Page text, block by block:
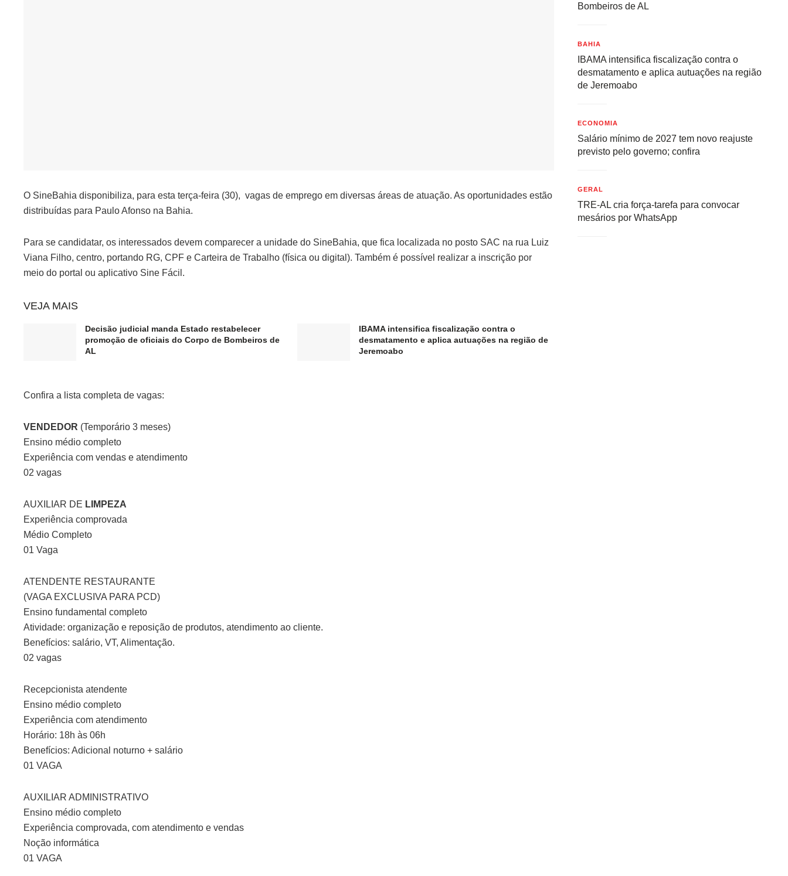
O SineBahia disponibiliza, para esta terça-feira (30), vagas de emprego em diversas áreas de atuação. As oportunidades estão
distribuídas para Paulo Afonso na Bahia.
Para se candidatar, os interessados devem comparecer a unidade do SineBahia, que fica localizada no posto SAC na rua Luiz
Viana Filho, centro, portando RG, CPF e Carteira de Trabalho (física ou digital). Também é possível realizar a inscrição por
meio do portal ou aplicativo Sine Fácil.
VEJA MAIS
Decisão judicial manda Estado restabelecer
promoção de oficiais do Corpo de Bombeiros de
AL
IBAMA intensifica fiscalização contra o
desmatamento e aplica autuações na região de
Jeremoabo
Confira a lista completa de vagas:
VENDEDOR (Temporário 3 meses)
Ensino médio completo
Experiência com vendas e atendimento
02 vagas
AUXILIAR DE LIMPEZA
Experiência comprovada
Médio Completo
01 Vaga
ATENDENTE RESTAURANTE
(VAGA EXCLUSIVA PARA PCD)
Ensino fundamental completo
Atividade: organização e reposição de produtos, atendimento ao cliente.
Benefícios: salário, VT, Alimentação.
02 vagas
Recepcionista atendente
Ensino médio completo
Experiência com atendimento
Horário: 18h às 06h
Benefícios: Adicional noturno + salário
01 VAGA
AUXILIAR ADMINISTRATIVO
Ensino médio completo
Experiência comprovada, com atendimento e vendas
Noção informática
01 VAGA
Bombeiros de AL
BAHIA
IBAMA intensifica fiscalização contra o
desmatamento e aplica autuações na região
de Jeremoabo
ECONOMIA
Salário mínimo de 2027 tem novo reajuste
previsto pelo governo; confira
GERAL
TRE-AL cria força-tarefa para convocar
mesários por WhatsApp